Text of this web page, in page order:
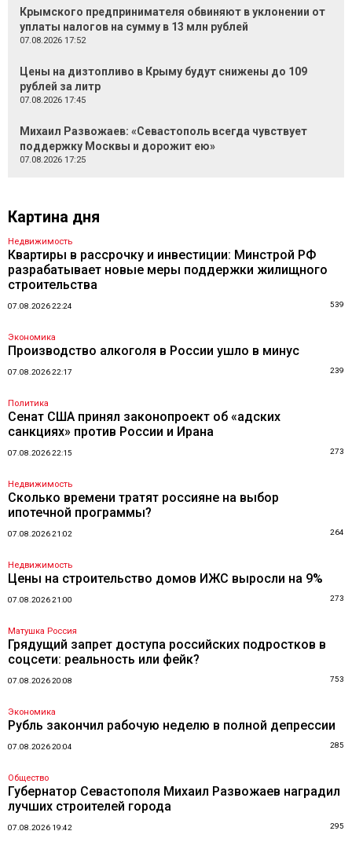
Крымского предпринимателя обвиняют в уклонении от
уплаты налогов на сумму в 13 млн рублей
07.08.2026 17:52
Цены на дизтопливо в Крыму будут снижены до 109
рублей за литр
07.08.2026 17:45
Михаил Развожаев: «Севастополь всегда чувствует
поддержку Москвы и дорожит ею»
07.08.2026 17:25
Картина дня
Недвижимость
Квартиры в рассрочку и инвестиции: Минстрой РФ
разрабатывает новые меры поддержки жилищного
строительства
07.08.2026 22:24 539
Экономика
Производство алкоголя в России ушло в минус
07.08.2026 22:17 239
Политика
Сенат США принял законопроект об «адских
санкциях» против России и Ирана
07.08.2026 22:15 273
Недвижимость
Сколько времени тратят россияне на выбор
ипотечной программы?
07.08.2026 21:02 264
Недвижимость
Цены на строительство домов ИЖС выросли на 9%
07.08.2026 21:00 273
Матушка Россия
Грядущий запрет доступа российских подростков в
соцсети: реальность или фейк?
07.08.2026 20:08 753
Экономика
Рубль закончил рабочую неделю в полной депрессии
07.08.2026 20:04 285
Общество
Губернатор Севастополя Михаил Развожаев наградил
лучших строителей города
07.08.2026 19:42 295